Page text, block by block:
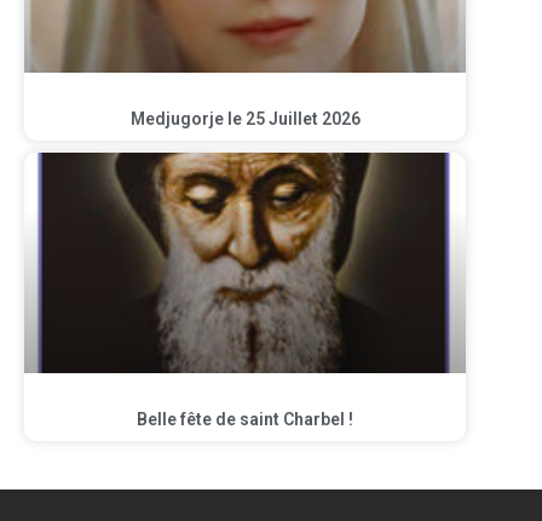
Medjugorje le 25 Juillet 2026
Belle fête de saint Charbel !